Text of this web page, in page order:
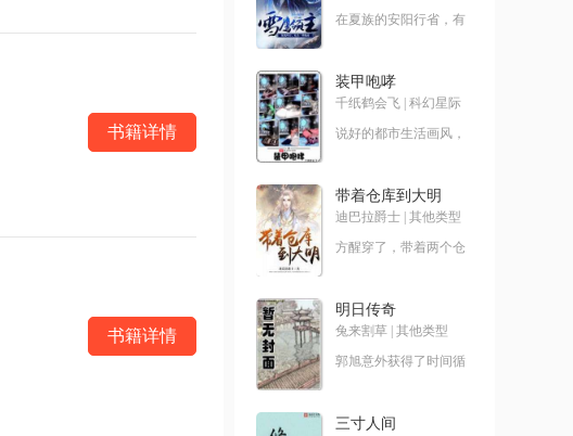
书籍详情
书籍详情
在夏族的安阳行省，有
事，就从这
装甲咆哮
千纸鹤会飞 科幻星际
说好的都市生活画风，
科
带着仓库到大明
迪巴拉爵士 其他类型
方醒穿了，带着两个仓
是
明日传奇
兔来割草 其他类型
郭旭意外获得了时间循
生
三寸人间